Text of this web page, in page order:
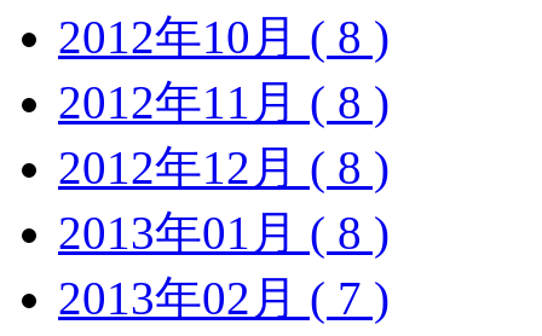
2012年10月 ( 8 )
2012年11月 ( 8 )
2012年12月 ( 8 )
2013年01月 ( 8 )
2013年02月 ( 7 )